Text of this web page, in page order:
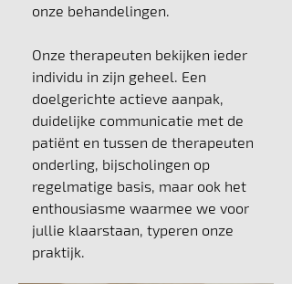
onze behandelingen.
Onze therapeuten bekijken ieder
individu in zijn geheel. Een
doelgerichte actieve aanpak,
duidelijke communicatie met de
patiënt en tussen de therapeuten
onderling, bijscholingen op
regelmatige basis, maar ook het
enthousiasme waarmee we voor
jullie klaarstaan, typeren onze
praktijk.